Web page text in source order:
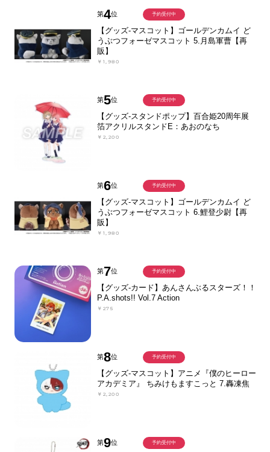
第4位
【グッズ-マスコット】ゴールデンカムイ ど
うぶつフォーゼマスコット 5.月島軍曹【再
販】
￥1,980
予約受付中
第5位
【グッズ-スタンドポップ】百合姫20周年展
箔アクリルスタンドE：あおのなち
￥2,200
予約受付中
第6位
【グッズ-マスコット】ゴールデンカムイ ど
うぶつフォーゼマスコット 6.鯉登少尉【再
販】
￥1,980
予約受付中
第7位
【グッズ-カード】あんさんぶるスターズ！！
P.A.shots!! Vol.7 Action
￥275
予約受付中
第8位
【グッズ-マスコット】アニメ『僕のヒーロー
アカデミア』 ちみけもますこっと 7.轟凍焦
￥2,200
予約受付中
第9位 予約受付中